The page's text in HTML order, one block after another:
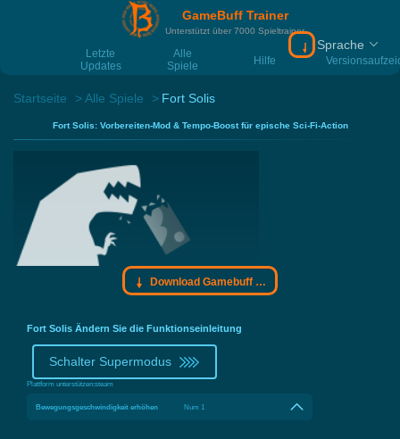
GameBuff Trainer
Unterstützt über 7000 Spieltrainer
Letzte
Updates
Alle
Spiele
Hilfe
Download
Sprache
Startseite Alle Spiele Fort Solis
Fort Solis: Vorbereiten-Mod & Tempo-Boost für epische Sci-Fi-Action
Download Gamebuff Trainer
Fort Solis Ändern Sie die Funktionseinleitung
Schalter Supermodus
Plattform unterstützen:steam
Bewegungsgeschwindigkeit erhöhen Num 1